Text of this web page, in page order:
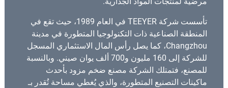
تأسست شركة TEEYER في العام 1989، حيث تقع في
المنطقة الصناعية ذات التكنولوجيا المتطورة في مدينة
Changzhou، كما يصل رأس المال الاستثماري المسجل
للشركة إلى 160 مليون و700 ألف يوان صيني. وبالنسبة
للمصنع، فتمتلك الشركة مصنع ضخم مزود بأحدث
ماكينات التصنيع المتطورة، والذي يُغطي مساحة تُقدر بـ